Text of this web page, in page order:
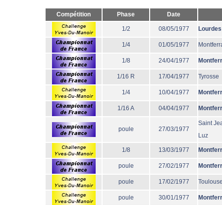
Compétition Phase Date
1/2 08/05/1977 Lourdes
1/4 01/05/1977
1/8 24/04/1977
1/16 R 17/04/1977 Tyrosse
1/4 10/04/1977
1/16 A 04/04/1977
poule 27/03/1977
Saint
Luz
1/8 13/03/1977
poule 27/02/1977
poule 17/02/1977
poule 30/01/1977